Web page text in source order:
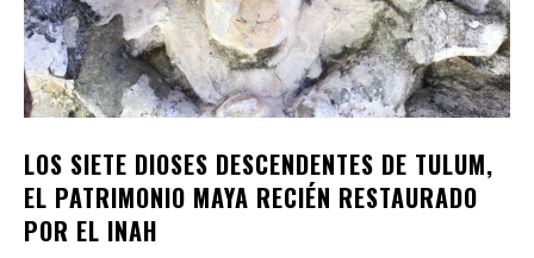
LOS SIETE DIOSES DESCENDENTES DE TULUM,
EL PATRIMONIO MAYA RECIÉN RESTAURADO
POR EL INAH